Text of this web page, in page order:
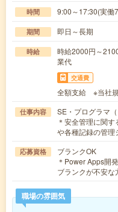
時間 9:00～17:30(実
期間 即日～長期
時給
時給2000円～
業代
交通費
全額支給 ※当社
仕事内容
SE・プログラマ
＊安全管理に関
や各種記録の管
応募資格
ブランクOK
＊Power Apps開
ブランクが不安
職場の雰囲気